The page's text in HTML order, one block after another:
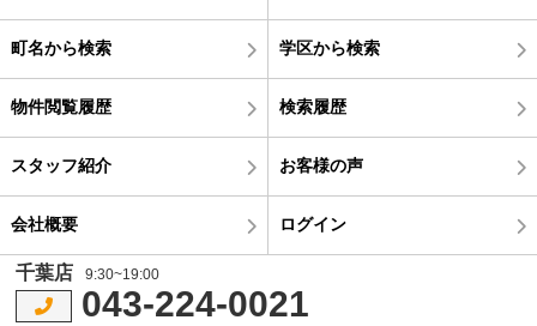
町名から検索 学区から検索
物件閲覧履歴 検索履歴
スタッフ紹介 お客様の声
会社概要 ログイン
千葉店 9:30~19:00
043-224-0021